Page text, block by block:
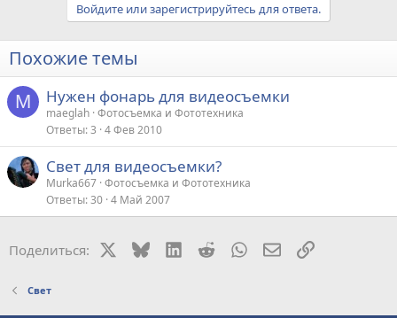
Войдите или зарегистрируйтесь для ответа.
Похожие темы
M Нужен фонарь для видеосъемки
maeglah Фотосъемка и Фототехника
Ответы 3 4 Фев 2010
Свет для видеосъемки?
Murka667 Фотосъемка и Фототехника
Ответы 30 4 Май 2007
Поделиться: BlueskyLinkedIn
RedditWhatsAppЭлектронная
Ссылка
Свет